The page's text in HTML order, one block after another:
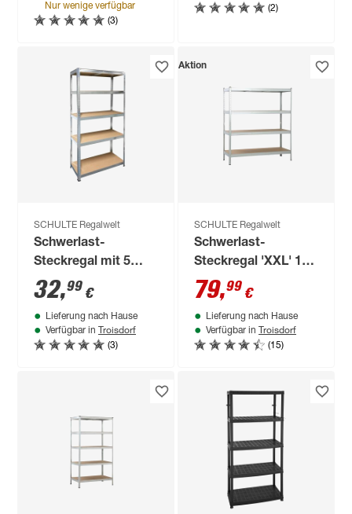
Nur wenige verfügbar
(3)
(2)
SCHULTE Regalwelt
Schwerlast-
Steckregal mit 5
Böden à 175 kg
Traglast, verzinkt
180 x 90 x 40 cm
32,99 €
Lieferung nach Hause
Verfügbar in Troisdorf
(3)
Aktion
SCHULTE Regalwelt
Schwerlast-
Steckregal 'XXL' 180
x 160 x 60 cm 4
Böden a 250 kg
79,99 €
Lieferung nach Hause
Verfügbar in Troisdorf
(15)